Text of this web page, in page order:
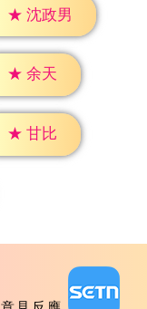
★ 沈政男
★ 余天
★ 甘比